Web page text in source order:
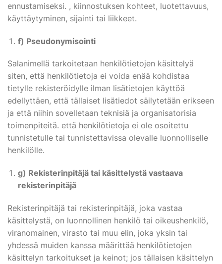
ennustamiseksi. , kiinnostuksen kohteet, luotettavuus,
käyttäytyminen, sijainti tai liikkeet.
f) Pseudonymisointi
Salanimellä tarkoitetaan henkilötietojen käsittelyä
siten, että henkilötietoja ei voida enää kohdistaa
tietylle rekisteröidylle ilman lisätietojen käyttöä
edellyttäen, että tällaiset lisätiedot säilytetään erikseen
ja että niihin sovelletaan teknisiä ja organisatorisia
toimenpiteitä. että henkilötietoja ei ole osoitettu
tunnistetulle tai tunnistettavissa olevalle luonnolliselle
henkilölle.
g) Rekisterinpitäjä tai käsittelystä vastaava
rekisterinpitäjä
Rekisterinpitäjä tai rekisterinpitäjä, joka vastaa
käsittelystä, on luonnollinen henkilö tai oikeushenkilö,
viranomainen, virasto tai muu elin, joka yksin tai
yhdessä muiden kanssa määrittää henkilötietojen
käsittelyn tarkoitukset ja keinot; jos tällaisen käsittelyn